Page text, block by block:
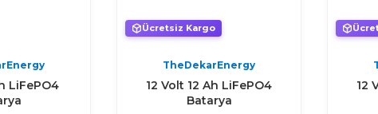
LiFePO4
Ücretsiz Kargo
TheDekarEnergy
12 Volt 12 Ah LiFePO4
Batarya
12